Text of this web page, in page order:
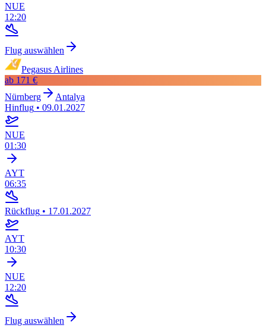
NUE
12:20
Flug auswählen
Pegasus Airlines
ab 171 €
Nürnberg
Antalya
Hinflug • 09.01.2027
NUE
01:30
AYT
06:35
Rückflug • 17.01.2027
AYT
10:30
NUE
12:20
Flug auswählen